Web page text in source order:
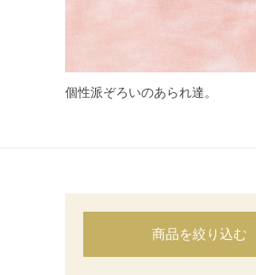
個性派ぞろいのあられ達。
商品を絞り込む